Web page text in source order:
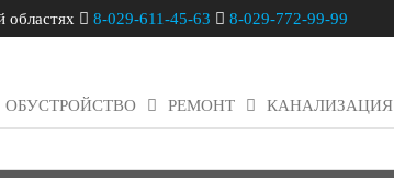
областях 8-029-611-45-63 8-029-772-99-99
ОБУСТРОЙСТВО РЕМОНТ КАНАЛИЗАЦИЯ